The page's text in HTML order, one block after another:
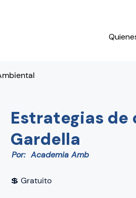
Estrategias
Gardella
Academia Amb
Por:
💲 Gratuito